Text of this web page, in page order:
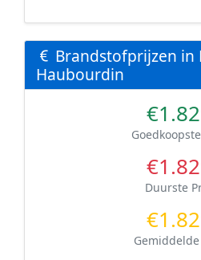
Brandstofprijzen in
Haubourdin
Duurste